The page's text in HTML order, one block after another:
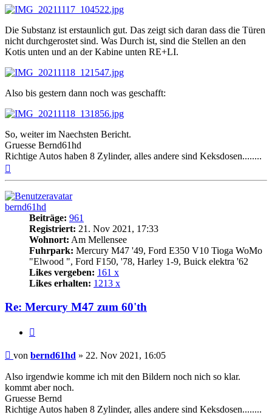
Die Substanz ist erstaunlich gut. Das zeigt sich daran dass die Türen
nicht durchgerostet sind. Was Durch ist, sind die Stellen an den
Kotis unten und an der Kabine unten RE+LI.
Also bis gestern dann noch was geschafft:
So, weiter im Naechsten Bericht.
Gruesse Bernd61hd
Richtige Autos haben 8 Zylinder, alles andere sind Keksdosen........
bernd61hd
Beiträge: 961
Registriert: 21. Nov 2021, 17:33
Wohnort: Am Mellensee
Fuhrpark: Mercury M47 '49, Ford E350 V10 Tioga WoMo
"Elwood ", Ford F150, '78, Harley 1-9, Buick elektra '62
Likes vergeben: 161 x
Likes erhalten: 1213 x
Re: Mercury M47 zum 60'th
Beitrag
von bernd61hd » 22. Nov 2021, 16:05
Also irgendwie komme ich mit den Bildern noch nich so klar.
kommt aber noch.
Gruesse Bernd
Richtige Autos haben 8 Zylinder, alles andere sind Keksdosen........